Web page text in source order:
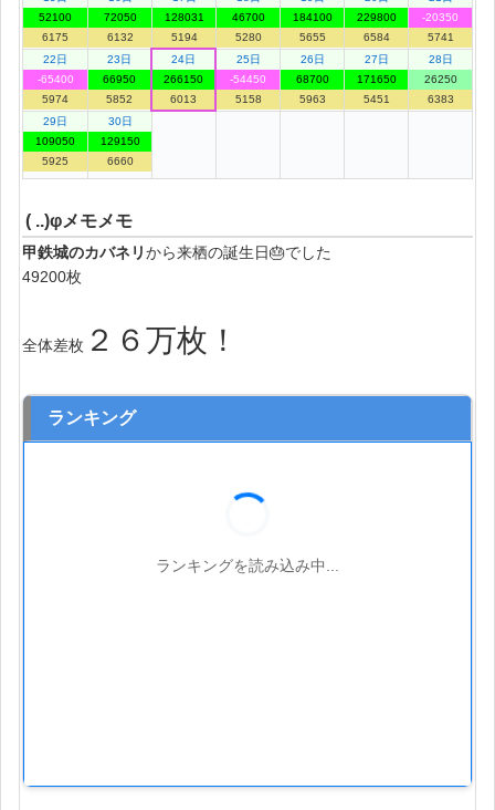
52100
6175
72050
6132
128031
5194
46700
5280
184100
5655
229800
6584
-20350
5741
22日
-65400
5974
23日
66950
5852
24日
266150
6013
25日
-54450
5158
26日
68700
5963
27日
171650
5451
28日
26250
6383
29日
109050
5925
30日
129150
6660
( ..)φメモメモ
甲鉄城のカバネリから来栖の誕生日🎂でした
49200枚
全体差枚 ２６万枚！
ランキング
ランキングを読み込み中...